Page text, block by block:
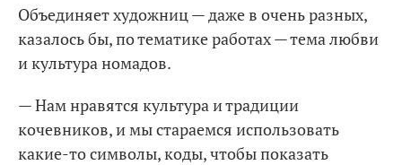
Объединяет художниц — даже в очень разных,
казалось бы, по тематике работах — тема любви
и культура номадов.
— Нам нравятся культура и традиции
кочевников, и мы стараемся использовать
какие-то символы, коды, чтобы показать